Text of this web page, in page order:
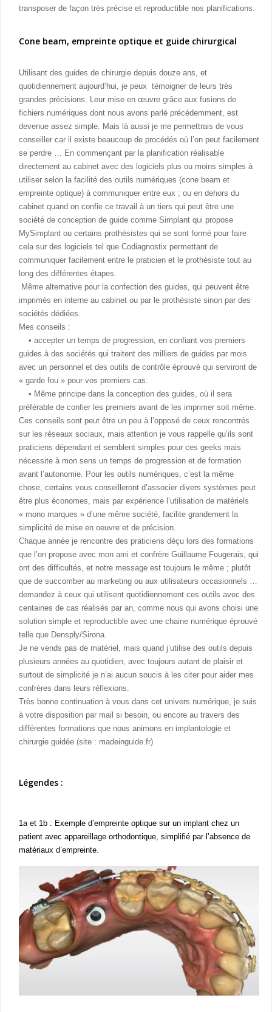
transposer de façon très précise et reproductible nos planifications.
Cone beam, empreinte optique et guide chirurgical
Utilisant des guides de chirurgie depuis douze ans, et
quotidiennement aujourd’hui, je peux témoigner de leurs très
grandes précisions. Leur mise en œuvre grâce aux fusions de
fichiers numériques dont nous avons parlé précédemment, est
devenue assez simple. Mais là aussi je me permettrais de vous
conseiller car il existe beaucoup de procédés où l’on peut facilement
se perdre … En commençant par la planification réalisable
directement au cabinet avec des logiciels plus ou moins simples à
utiliser selon la facilité des outils numériques (cone beam et
empreinte optique) à communiquer entre eux ; ou en dehors du
cabinet quand on confie ce travail à un tiers qui peut être une
société de conception de guide comme Simplant qui propose
MySimplant ou certains prothésistes qui se sont formé pour faire
cela sur des logiciels tel que Codiagnostix permettant de
communiquer facilement entre le praticien et le prothésiste tout au
long des différentes étapes.
Même alternative pour la confection des guides, qui peuvent être
imprimés en interne au cabinet ou par le prothésiste sinon par des
sociétés dédiées.
Mes conseils :
• accepter un temps de progression, en confiant vos premiers
guides à des sociétés qui traitent des milliers de guides par mois
avec un personnel et des outils de contrôle éprouvé qui serviront de
« garde fou » pour vos premiers cas.
• Même principe dans la conception des guides, où il sera
préférable de confier les premiers avant de les imprimer soit même.
Ces conseils sont peut être un peu à l’opposé de ceux rencontrés
sur les réseaux sociaux, mais attention je vous rappelle qu’ils sont
praticiens dépendant et semblent simples pour ces geeks mais
nécessite à mon sens un temps de progression et de formation
avant l’autonomie. Pour les outils numériques, c’est la même
chose, certains vous conseilleront d’associer divers systèmes peut
être plus économes, mais par expérience l’utilisation de matériels
« mono marques » d’une même société, facilite grandement la
simplicité de mise en oeuvre et de précision.
Chaque année je rencontre des praticiens déçu lors des formations
que l’on propose avec mon ami et confrère Guillaume Fougerais, qui
ont des difficultés, et notre message est toujours le même ; plutôt
que de succomber au marketing ou aux utilisateurs occasionnels …
demandez à ceux qui utilisent quotidiennement ces outils avec des
centaines de cas réalisés par an, comme nous qui avons choisi une
solution simple et reproductible avec une chaine numérique éprouvé
telle que Densply/Sirona.
Je ne vends pas de matériel, mais quand j’utilise des outils depuis
plusieurs années au quotidien, avec toujours autant de plaisir et
surtout de simplicité je n’ai aucun soucis à les citer pour aider mes
confrères dans leurs réflexions.
Très bonne continuation à vous dans cet univers numérique, je suis
à votre disposition par mail si besoin, ou encore au travers des
différentes formations que nous animons en implantologie et
chirurgie guidée (site : madeinguide.fr)
Légendes :
1a et 1b : Exemple d’empreinte optique sur un implant chez un
patient avec appareillage orthodontique, simplifié par l’absence de
matériaux d’empreinte.